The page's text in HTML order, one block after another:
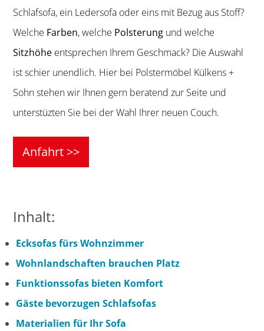
Schlafsofa, ein Ledersofa oder eins mit Bezug aus Stoff?
Welche Farben, welche Polsterung und welche
Sitzhöhe entsprechen Ihrem Geschmack? Die Auswahl
ist schier unendlich. Hier bei Polstermöbel Külkens +
Sohn stehen wir Ihnen gern beratend zur Seite und
unterstüzten Sie bei der Wahl Ihrer neuen Couch.
Anfahrt >>
Inhalt:
Ecksofas fürs Wohnzimmer
Wohnlandschaften brauchen Platz
Funktionssofas bieten Komfort
Gäste bevorzugen Schlafsofas
Materialien für Ihr Sofa